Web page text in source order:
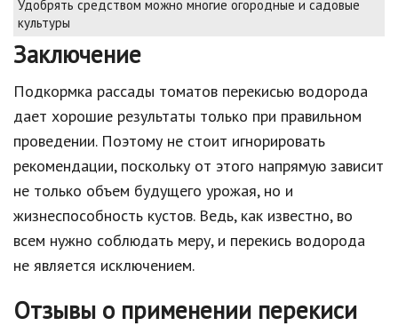
Удобрять средством можно многие огородные и садовые
культуры
Заключение
Подкормка рассады томатов перекисью водорода
дает хорошие результаты только при правильном
проведении. Поэтому не стоит игнорировать
рекомендации, поскольку от этого напрямую зависит
не только объем будущего урожая, но и
жизнеспособность кустов. Ведь, как известно, во
всем нужно соблюдать меру, и перекись водорода
не является исключением.
Отзывы о применении перекиси